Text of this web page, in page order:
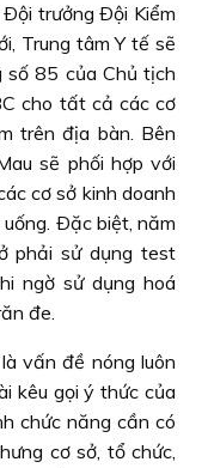
trưởng Ðội Kiểm
Trung tâm Y tế sẽ
số 85 của Chủ tịch
cho tất cả các cơ
trên địa bàn. Bên
sẽ phối hợp với
cơ sở kinh doanh
Ðặc biệt, năm
phải sử dụng test
ngờ sử dụng hoá
đe.
vấn đề nóng luôn
kêu gọi ý thức của
chức năng cần có
cơ sở, tổ chức,